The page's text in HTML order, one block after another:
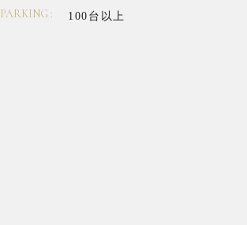
PARKING : 100台以上